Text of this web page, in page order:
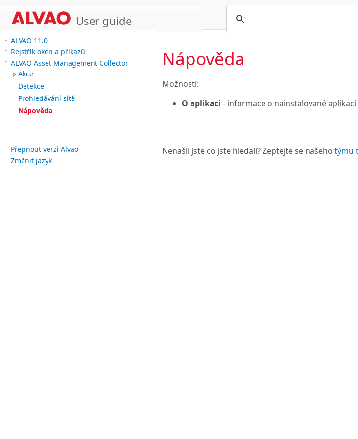
User guide
ALVAO 11.0
Rejstřík oken a příkazů
ALVAO Asset Management Collector
Akce
Detekce
Prohledávání sítě
Nápověda
Přepnout verzi Alvao
Změnit jazyk
Nápověda
Možnosti:
O aplikaci - informace o nainstalované
Nenašli jste co jste hledali? Zeptejte se našeho týmu